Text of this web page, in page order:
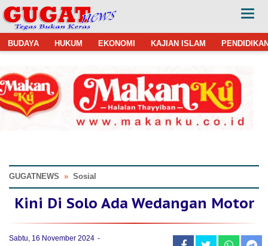
BUDAYA HUKUM EKONOMI KAJIAN ISLAM
GUGATNEWS » Sosial
Kini Di Solo Ada Wedangan Motor
Sabtu, 16 November 2024